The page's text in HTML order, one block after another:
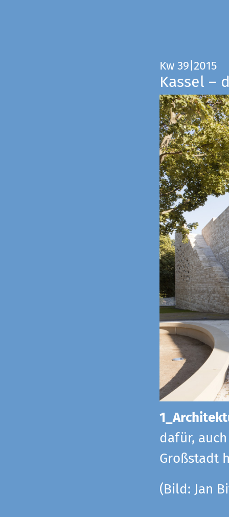
Kw 39|2015
Kassel –
dafür,
Großstadt
(Bild: Jan